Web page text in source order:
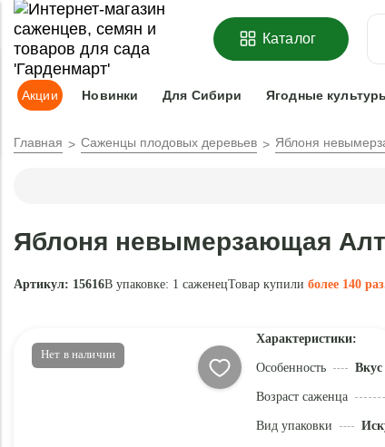
ОФОРМИТЬПРЕДЗАКАЗ
Адрес доставки:Москва Доставка и оплата Гарантии
Каталог
Акции Новинки Для Сибири Ягодные
Главная Саженцы плодовых деревьев Яблоня
Яблоня невымерзающая
Артикул: 15616В упаковке: 1 саженецТовар купили более 140 раз
Нет в наличии
Характеристики:
Особенность Вкус
Возраст саженца
Вид упаковки